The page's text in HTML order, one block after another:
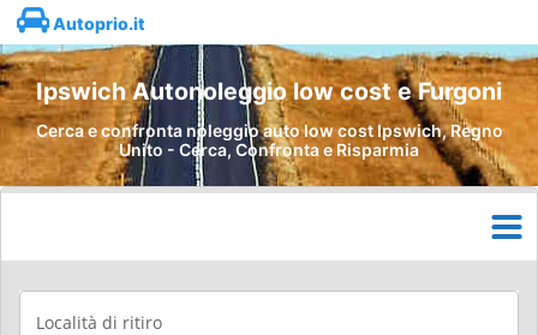
Autoprio.it
Ipswich Autonoleggio low cost e Furgoni
Cerca e confronta noleggio auto low cost Ipswich, Regno
Unito - Cerca, Confronta e Risparmia
Località di ritiro